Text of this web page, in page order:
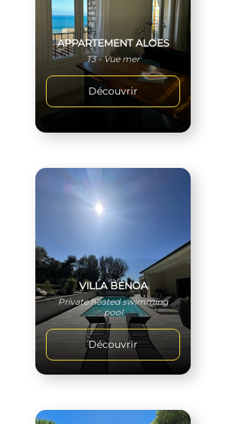
APPARTEMENT ALOES
T3 - Vue mer
Découvrir
VILLA BENOA
Private heated swimming
pool
Découvrir